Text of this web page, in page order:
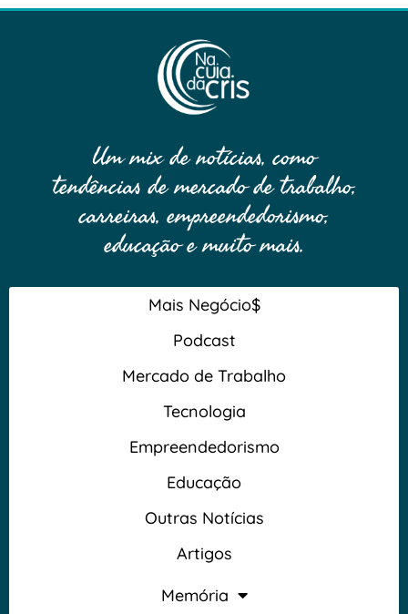
Um mix de notícias, como
tendências de mercado de trabalho,
carreiras, empreendedorismo,
educação e muito mais.
Mais Negócio$
Podcast
Mercado de Trabalho
Tecnologia
Empreendedorismo
Educação
Outras Notícias
Artigos
Memória